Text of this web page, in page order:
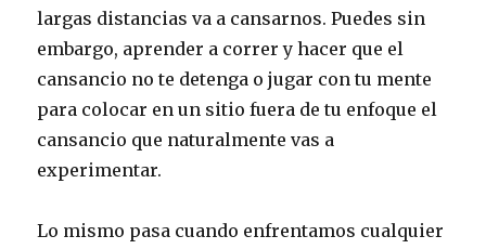
largas distancias va a cansarnos. Puedes sin
embargo, aprender a correr y hacer que el
cansancio no te detenga o jugar con tu mente
para colocar en un sitio fuera de tu enfoque el
cansancio que naturalmente vas a
experimentar.
Lo mismo pasa cuando enfrentamos cualquier